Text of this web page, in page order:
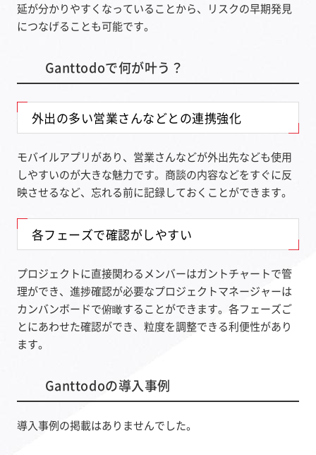
延が分かりやすくなっていることから、リスクの早期発見
につなげることも可能です。
Ganttodoで何が叶う？
外出の多い営業さんなどとの連携強化
モバイルアプリがあり、営業さんなどが外出先なども使用
しやすいのが大きな魅力です。商談の内容などをすぐに反
映させるなど、忘れる前に記録しておくことができます。
各フェーズで確認がしやすい
プロジェクトに直接関わるメンバーはガントチャートで管
理ができ、進捗確認が必要なプロジェクトマネージャーは
カンバンボードで俯瞰することができます。各フェーズご
とにあわせた確認ができ、粒度を調整できる利便性があり
ます。
Ganttodoの導入事例
導入事例の掲載はありませんでした。